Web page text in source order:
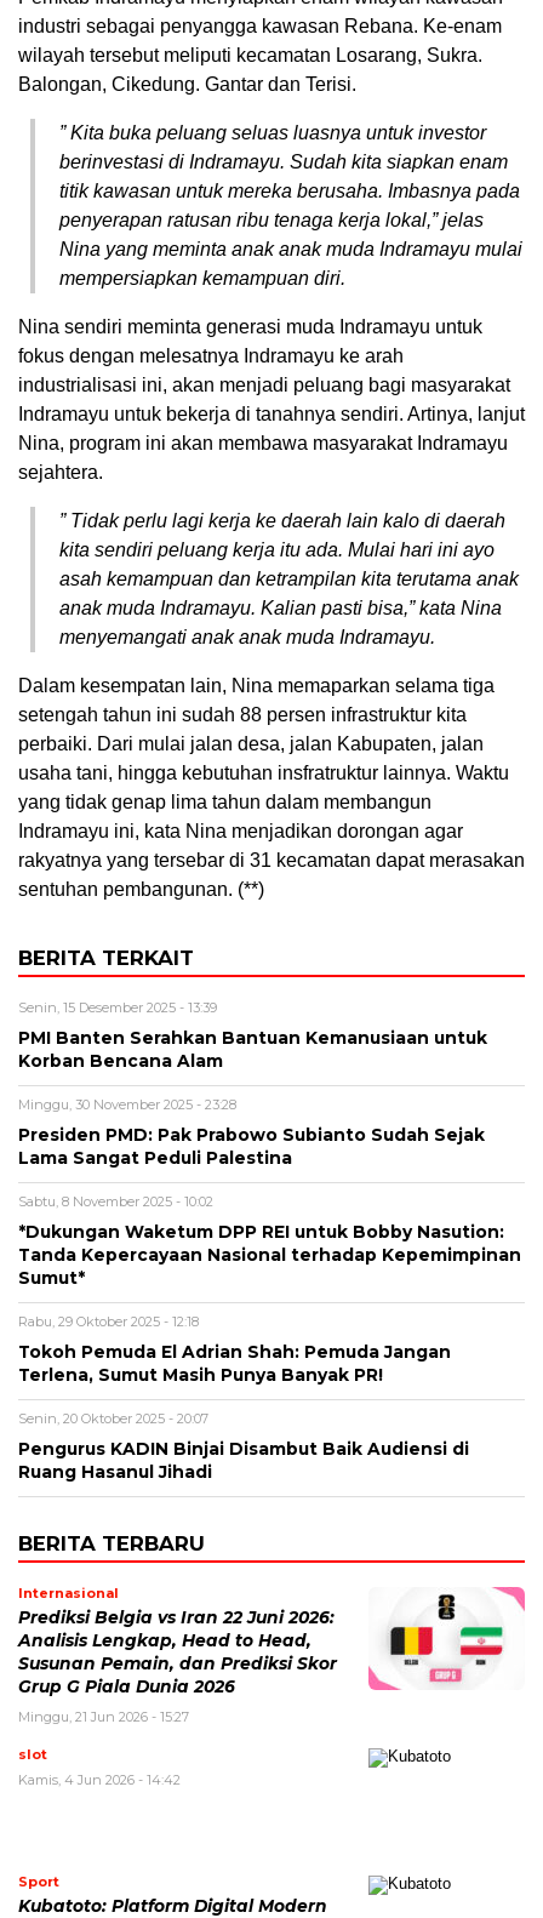
industri sebagai penyangga kawasan Rebana. Ke-enam
wilayah tersebut meliputi kecamatan Losarang, Sukra.
Balongan, Cikedung. Gantar dan Terisi.
” Kita buka peluang seluas luasnya untuk investor
berinvestasi di Indramayu. Sudah kita siapkan enam
titik kawasan untuk mereka berusaha. Imbasnya pada
penyerapan ratusan ribu tenaga kerja lokal,” jelas
Nina yang meminta anak anak muda Indramayu mulai
mempersiapkan kemampuan diri.
Nina sendiri meminta generasi muda Indramayu untuk
fokus dengan melesatnya Indramayu ke arah
industrialisasi ini, akan menjadi peluang bagi masyarakat
Indramayu untuk bekerja di tanahnya sendiri. Artinya, lanjut
Nina, program ini akan membawa masyarakat Indramayu
sejahtera.
” Tidak perlu lagi kerja ke daerah lain kalo di daerah
kita sendiri peluang kerja itu ada. Mulai hari ini ayo
asah kemampuan dan ketrampilan kita terutama anak
anak muda Indramayu. Kalian pasti bisa,” kata Nina
menyemangati anak anak muda Indramayu.
Dalam kesempatan lain, Nina memaparkan selama tiga
setengah tahun ini sudah 88 persen infrastruktur kita
perbaiki. Dari mulai jalan desa, jalan Kabupaten, jalan
usaha tani, hingga kebutuhan insfratruktur lainnya. Waktu
yang tidak genap lima tahun dalam membangun
Indramayu ini, kata Nina menjadikan dorongan agar
rakyatnya yang tersebar di 31 kecamatan dapat merasakan
sentuhan pembangunan. (**)
BERITA TERKAIT
Senin, 15 Desember 2025 - 13:39
PMI Banten Serahkan Bantuan Kemanusiaan untuk
Korban Bencana Alam
Minggu, 30 November 2025 - 23:28
Presiden PMD: Pak Prabowo Subianto Sudah Sejak
Lama Sangat Peduli Palestina
Sabtu, 8 November 2025 - 10:02
*Dukungan Waketum DPP REI untuk Bobby Nasution:
Tanda Kepercayaan Nasional terhadap Kepemimpinan
Sumut*
Rabu, 29 Oktober 2025 - 12:18
Tokoh Pemuda El Adrian Shah: Pemuda Jangan
Terlena, Sumut Masih Punya Banyak PR!
Senin, 20 Oktober 2025 - 20:07
Pengurus KADIN Binjai Disambut Baik Audiensi di
Ruang Hasanul Jihadi
BERITA TERBARU
Internasional
Prediksi Belgia vs Iran 22 Juni 2026:
Analisis Lengkap, Head to Head,
Susunan Pemain, dan Prediksi Skor
Grup G Piala Dunia 2026
Minggu, 21 Jun 2026 - 15:27
slot
Kamis, 4 Jun 2026 - 14:42
Sport
Kubatoto: Platform Digital Modern